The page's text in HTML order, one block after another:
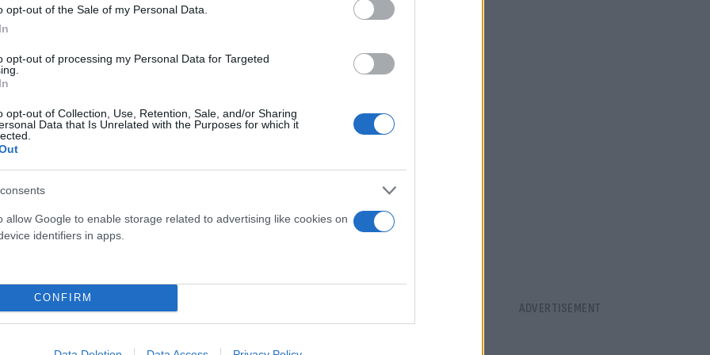
opt-out of the Sale of my Personal Data.
opt-out of processing my Personal Data for Targeted
opt-out of Collection, Use, Retention, Sale, and/or Sharing
Data that Is Unrelated with the Purposes for which it
allow Google to enable storage related to advertising like cookies on
identifiers in apps.
CONFIRM
κατοίκων, όπως οι Destin (Φλόριντα), Willimantic
Donington, Evesham και Kettering στο Ηνωμένο Βασίλειο,
Ο Όμιλος επεκτείνει στρατηγικά το δίκτυό του μέσα στις
τοποθεσίες σε κάθε ζώνη ώρας, αξιοποιώντας
IWG προσφέρει λύσεις ευέλικτων χώρων εργασίας για κάθε
σε περιφερειακό επιχειρηματικό πάρκο, είτε για ένα κεντρικό
πολυσύχναστο εμπορικό κέντρο, η IWG προσαρμόζει τις
συνεργάτες της να αξιοποιήσουν οικονομικά κάθε